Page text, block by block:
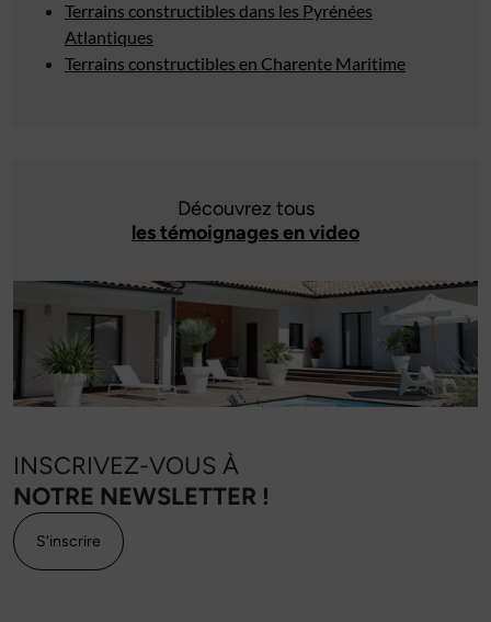
Terrains constructibles dans les Pyrénées
Atlantiques
Terrains constructibles en Charente Maritime
Découvrez tous
les témoignages en video
INSCRIVEZ-VOUS À
NOTRE NEWSLETTER !
S'inscrire